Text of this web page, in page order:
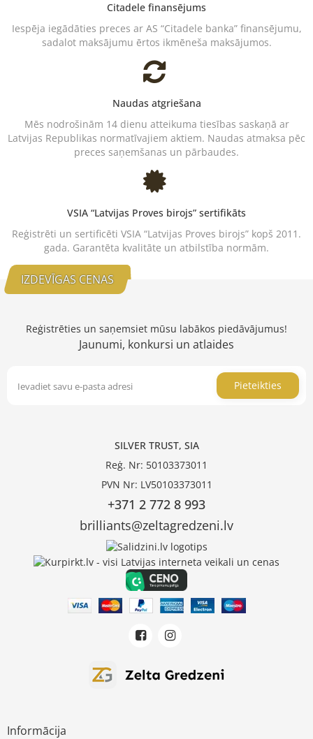
Citadele finansējums
Iespēja iegādāties preces ar AS “Citadele banka” finansējumu,
sadalot maksājumu ērtos ikmēneša maksājumos.
Naudas atgriešana
Mēs nodrošinām 14 dienu atteikuma tiesības saskaņā ar
Latvijas Republikas normatīvajiem aktiem. Naudas atmaksa pēc
preces saņemšanas un pārbaudes.
VSIA “Latvijas Proves birojs” sertifikāts
Reģistrēti un sertificēti VSIA “Latvijas Proves birojs” kopš 2011.
gada. Garantēta kvalitāte un atbilstība normām.
IZDEVĪGAS CENAS
Reģistrēties un saņemsiet mūsu labākos piedāvājumus!
Jaunumi, konkursi un atlaides
Pieteikties
SILVER TRUST, SIA
Reģ. Nr: 50103373011
PVN Nr: LV50103373011
+371 2 772 8 993
brilliants@zeltagredzeni.lv
Informācija